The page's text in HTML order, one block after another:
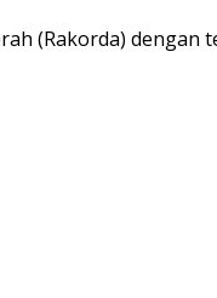
(Rakorda) dengan